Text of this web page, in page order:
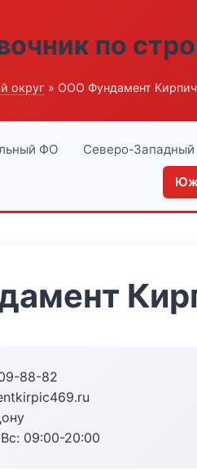
по
округ » ООО Фундамент Кирпич
ФО Северо-
88-82
09:00-20:00